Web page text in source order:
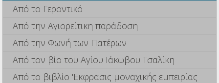
Από το Γεροντικό
Από την Αγιορείτικη παράδοση
Από την Φωνή των Πατέρων
Από τον βίο του Αγίου Ιάκωβου Τσαλίκη
Από το βιβλίο 'Εκφρασις μοναχικής εμπειρίας